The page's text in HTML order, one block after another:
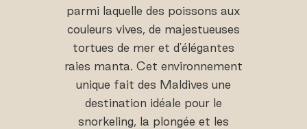
parmi laquelle des poissons aux
couleurs vives, de majestueuses
tortues de mer et d'élégantes
raies manta. Cet environnement
unique fait des Maldives une
destination idéale pour le
snorkeling, la plongée et les